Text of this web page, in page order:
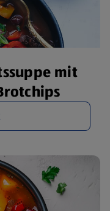
mit